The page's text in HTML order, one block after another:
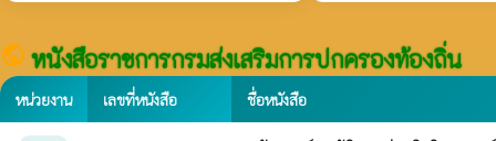
public หนังสือราชการกรมส่งเสริมการปกครองท้องถิ่น
หน่วยงาน เลขที่หนังสือ ชื่อหนังสือ